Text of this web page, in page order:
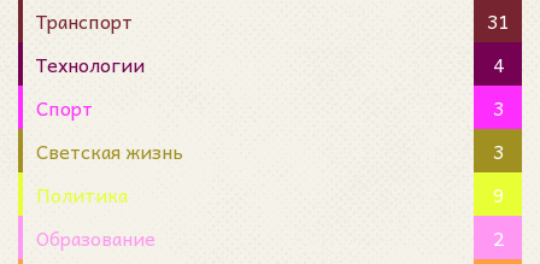
Транспорт
31
Технологии
4
Спорт
3
Светская жизнь
3
Политика
9
Образование
2